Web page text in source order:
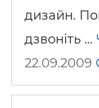
дизайн.
дзвоніть …
22.09.2009